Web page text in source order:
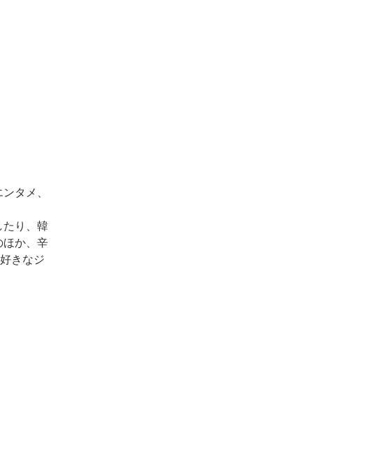
タメ、
たり、韓
ほか、辛
きなジ